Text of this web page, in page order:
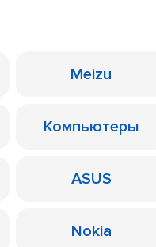
Meizu
Компьютеры
ASUS
Nokia